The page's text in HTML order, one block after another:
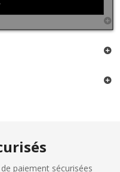
paiement sécurisées